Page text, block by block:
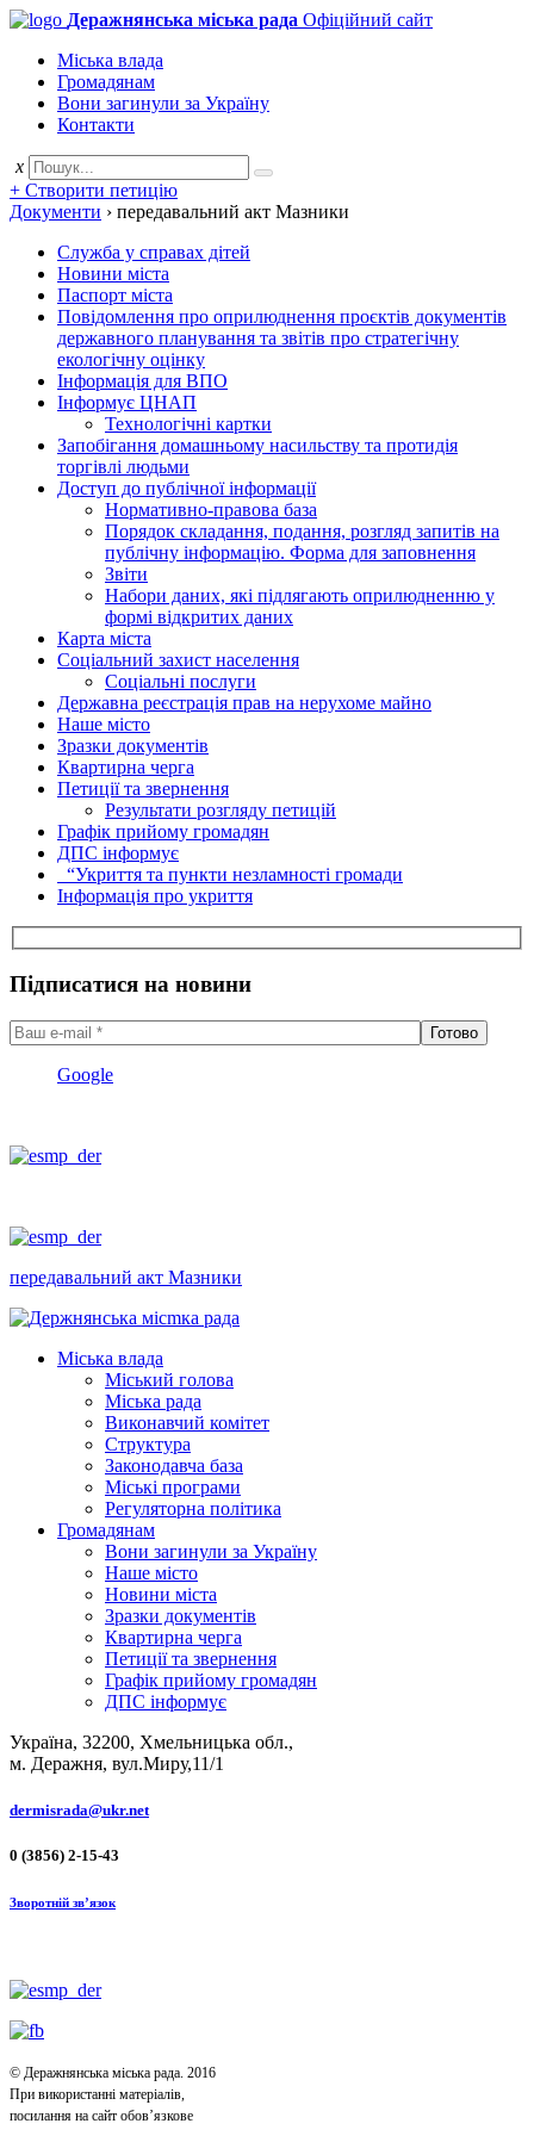
Деражнянська міська рада Офіційний сайт
Міська влада
Громадянам
Вони загинули за Україну
Контакти
x
+ Створити петицію
Документи › передавальний акт Мазники
Служба у справах дітей
Новини міста
Паспорт міста
Повідомлення про оприлюднення проєктів документів
державного планування та звітів про стратегічну
екологічну оцінку
Інформація для ВПО
Інформує ЦНАП
Технологічні картки
Запобігання домашньому насильству та протидія
торгівлі людьми
Доступ до публічної інформації
Нормативно-правова база
Порядок складання, подання, розгляд запитів на
публічну інформацію. Форма для заповнення
Звіти
Набори даних, які підлягають оприлюдненню у
формі відкритих даних
Карта міста
Соціальний захист населення
Соціальні послуги
Державна реєстрація прав на нерухоме майно
Наше місто
Зразки документів
Квартирна черга
Петиції та звернення
Результати розгляду петицій
Графік прийому громадян
ДПС інформує
“Укриття та пункти незламності громади
Інформація про укриття
Підписатися на новини
Google
передавальний акт Мазники
Міська влада
Міський голова
Міська рада
Виконавчий комітет
Структура
Законодавча база
Міські програми
Регуляторна політика
Громадянам
Вони загинули за Україну
Наше місто
Новини міста
Зразки документів
Квартирна черга
Петиції та звернення
Графік прийому громадян
ДПС інформує
Україна, 32200, Хмельницька обл.,
м. Деражня, вул.Миру,11/1
dermisrada@ukr.net
0 (3856) 2-15-43
Зворотній зв’язок
© Деражнянська міська рада. 2016
При використанні матеріалів,
посилання на сайт обов’язкове